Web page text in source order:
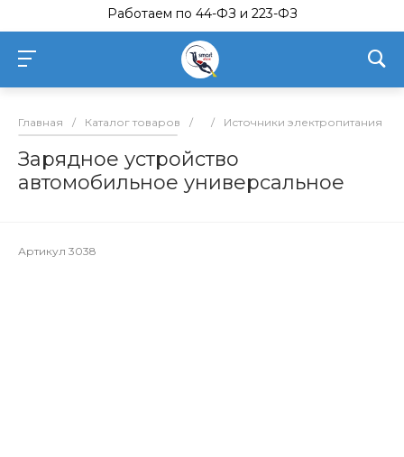
Работаем по 44-ФЗ и 223-ФЗ
Главная / Каталог товаров / / Источники электропитания
Зарядное устройство
автомобильное универсальное
Артикул 3038